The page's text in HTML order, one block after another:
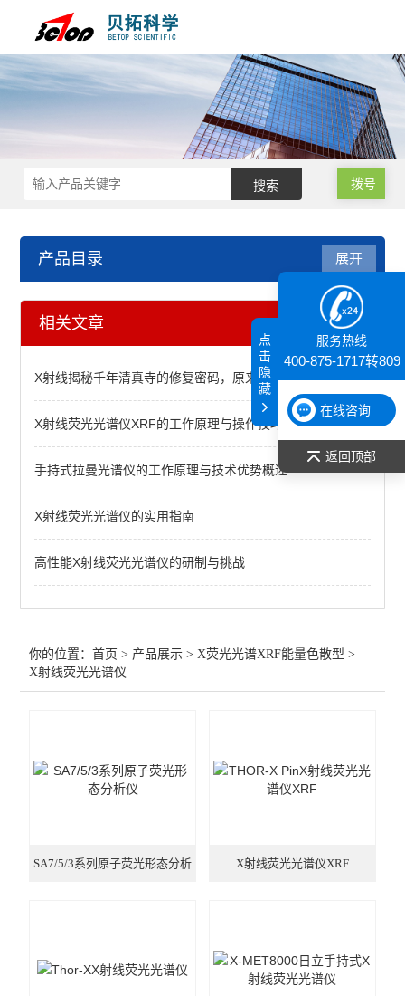
拨号
产品目录
X荧光光谱XRF能量色散型
查看全部 >>
展开
相关文章
X射线揭秘千年清真寺的修复密码，原来古人早就懂“自愈”
X射线荧光光谱仪XRF的工作原理与操作技巧
手持式拉曼光谱仪的工作原理与技术优势概述
X射线荧光光谱仪的实用指南
高性能X射线荧光光谱仪的研制与挑战
你的位置：首页 > 产品展示 >X荧光光谱XRF能量色散型 >
X射线荧光光谱仪
SA7/5/3系列原子荧光形态分析 X射线荧光光谱仪XRF
服务热线
400-875-1717转809
在线咨询
返回顶部
点
击
隐
藏